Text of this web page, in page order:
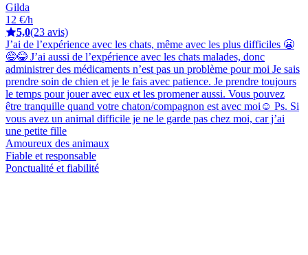
Gilda
12 €/h
5,0(23 avis)
J’ai de l’expérience avec les chats, même avec les plus difficiles 😬
😅😂 J’ai aussi de l’expérience avec les chats malades, donc
administrer des médicaments n’est pas un problème pour moi Je sais
prendre soin de chien et je le fais avec patience. Je prendre toujours
le temps pour jouer avec eux et les promener aussi. Vous pouvez
être tranquille quand votre chaton/compagnon est avec moi☺️ Ps. Si
vous avez un animal difficile je ne le garde pas chez moi, car j’ai
une petite fille
Amoureux des animaux
Fiable et responsable
Ponctualité et fiabilité